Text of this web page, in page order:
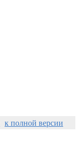
к полной версии